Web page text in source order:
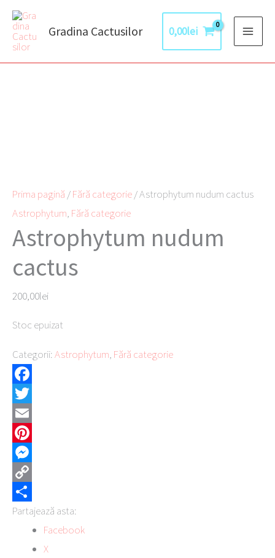
Skip
content
Gradina Cactusilor 0,00lei
Prima pagină /Fără categorie/ Astrophytum nudum cactus
Astrophytum, Fără categorie
Astrophytum nudum
cactus
200,00lei
Stoc epuizat
Categorii:Astrophytum, Fără categorie
Facebook
Twitter
Email
Pinterest
Messenger
Copy
Link
Partajează
Partajează asta:
Facebook
X